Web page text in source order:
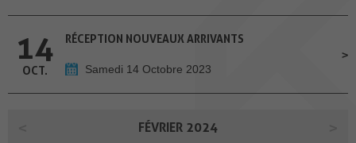
14
OCT.
RÉCEPTION NOUVEAUX ARRIVANTS
Samedi 14 Octobre 2023
FÉVRIER 2024